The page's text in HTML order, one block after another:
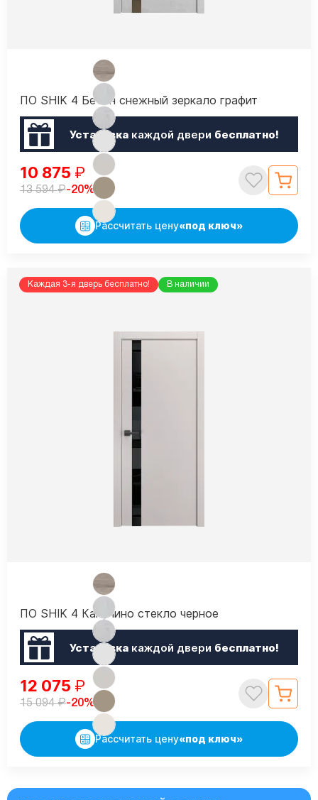
ПО SHIK 4 Бетон снежный зеркало графит
Установкакаждой двери бесплатно!
10 875 ₽
13 594₽-20%
Рассчитать цену«под ключ»
Каждая 3-я дверь бесплатно! В наличии
ПО SHIK 4 Капучино стекло черное
Установкакаждой двери бесплатно!
12 075 ₽
15 094₽-20%
Рассчитать цену«под ключ»